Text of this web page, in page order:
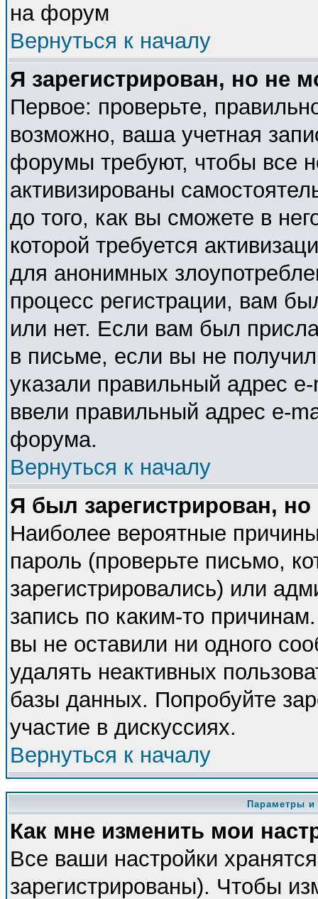
на форум
Вернуться к началу
Я зарегистрирован, но не
Первое: проверьте,
возможно, ваша учетная
форумы требуют, чтобы все
активизированы
до того, как вы сможете в
которой требуется
для анонимных
процесс регистрации, вам
или нет. Если вам был
в письме, если вы не
указали правильный адрес
ввели правильный адрес e-
форума.
Вернуться к началу
Я был зарегистрирован,
Наиболее вероятные
пароль (проверьте письмо,
зарегистрировались) или
запись по каким-то
вы не оставили ни одного
удалять неактивных
базы данных. Попробуйте
участие в дискуссиях.
Вернуться к началу
Параметры и
Как мне изменить мои
Все ваши настройки
зарегистрированы). Чтобы